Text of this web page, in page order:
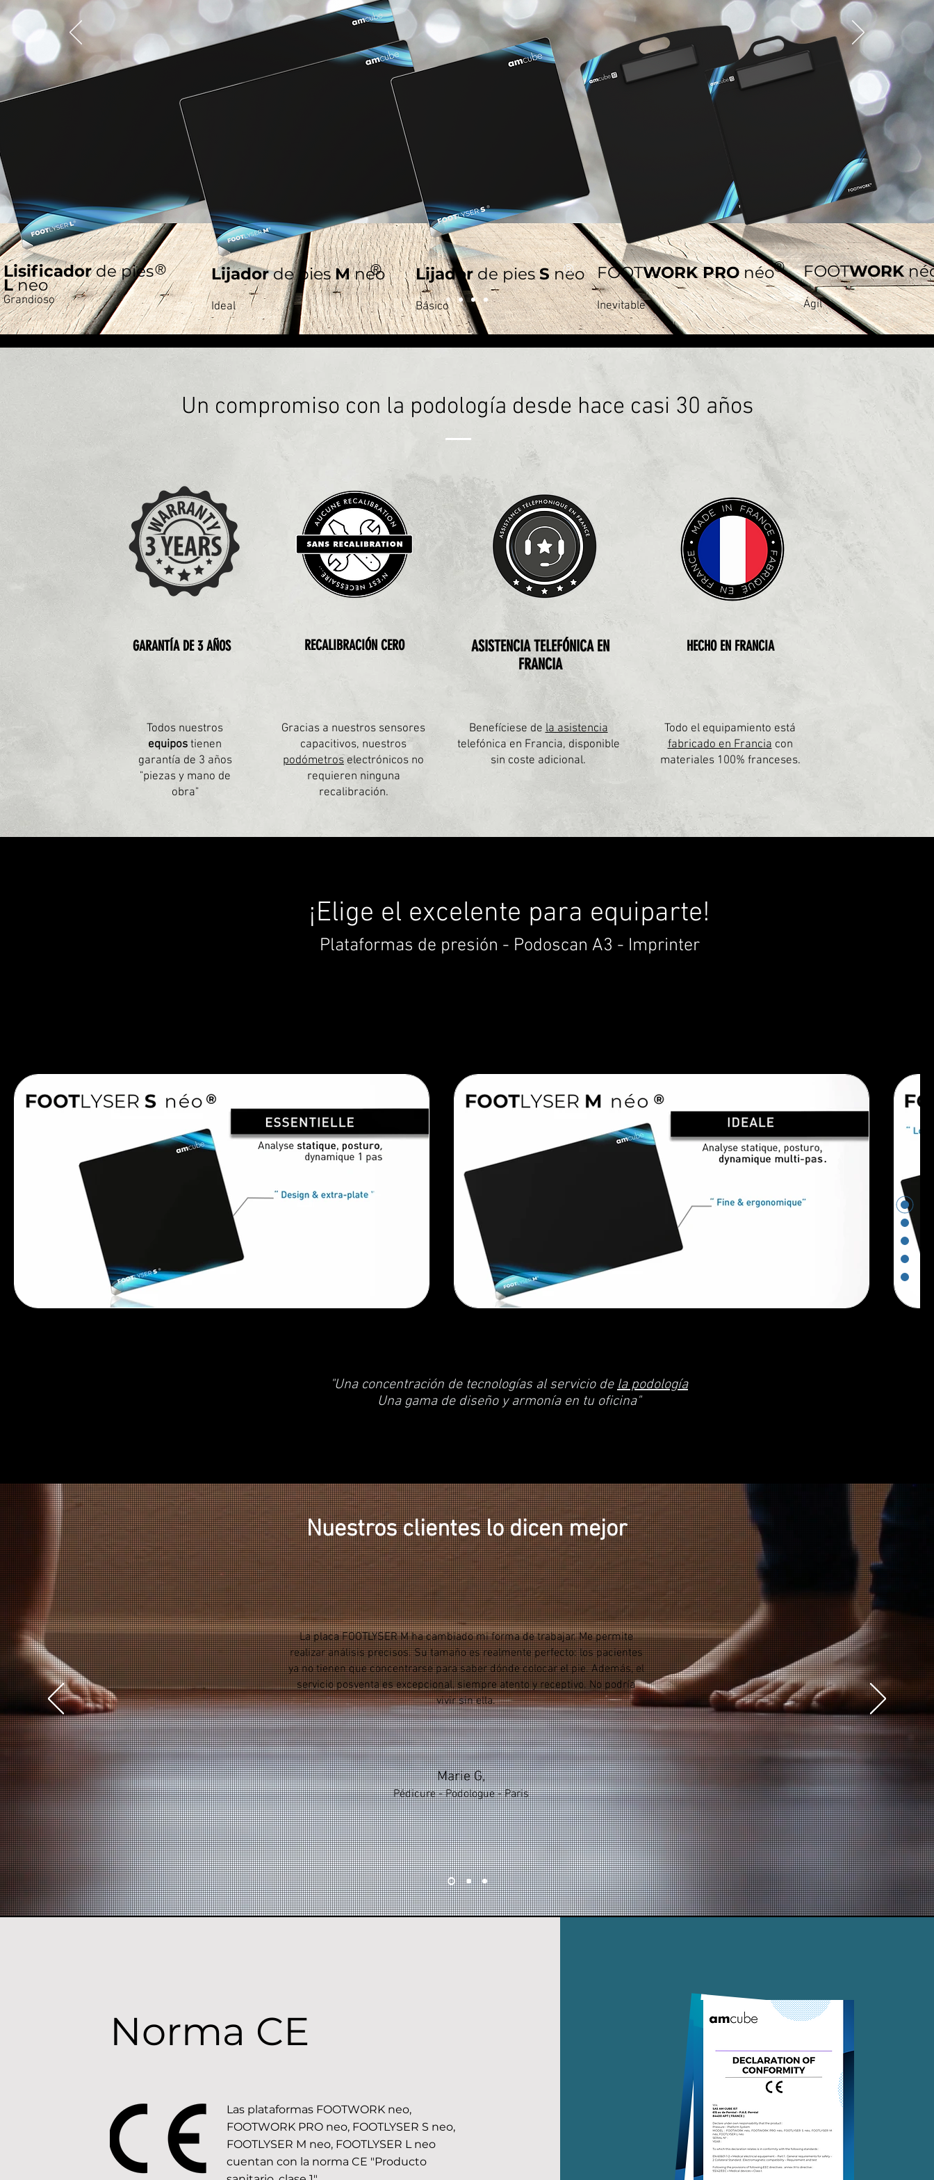
Lisificador de pies
Lneo
®
Grandioso
Lijador de pies Mneo
®
Ideal Básico
FOOTWORK PROnéo®
Inevitable
Lijador de pies Sneo
® FOOTWORK
Ágil
Un compromiso con la podología desde hace casi 30 años
GARANTÍA DE 3 AÑOS RECALIBRACIÓN CERO
ASISTENCIA TELEFÓNICA EN
FRANCIA
HECHO EN FRANCIA
Todos nuestros
equipos tienen
garantía de 3 años
"piezas y mano de
obra"
Gracias a nuestros sensores
capacitivos, nuestros
podómetros electrónicos no
requieren ninguna
recalibración.
Benefíciese dela asistencia
telefónica en Francia, disponible
sin coste adicional.
Todo el equipamiento está
fabricado en Franciacon
materiales 100% franceses.
¡Elige el excelente para equiparte!
Plataformas de presión - Podoscan A3 - Imprinter
"Una concentración de tecnologías al servicio dela podología
Una gama de diseño y armonía en tu oficina"
Nuestros clientes lo dicen mejor
La placa FOOTLYSER M ha cambiado mi forma de trabajar. Me permite
realizar análisis precisos. Su tamaño es realmente perfecto: los pacientes
ya no tienen que concentrarse para saber dónde colocar el pie. Además, el
servicio posventa es excepcional, siempre atento y receptivo. No podría
vivir sin ella.
Marie G,
Pédicure - Podologue - Paris
Norma CE
Las plataformas FOOTWORK neo,
FOOTWORK PRO neo, FOOTLYSER S neo,
FOOTLYSER M neo, FOOTLYSER L neo
cuentan con la norma CE "Producto